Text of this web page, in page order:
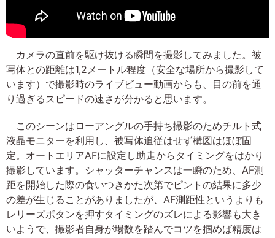
カメラの直前を駆け抜ける瞬間を撮影してみました。被
写体との距離は1,2メートル程度（安全な場所から撮影して
います）で撮影時のライブビュー動画からも、目の前を通
り過ぎるスピードの速さが分かると思います。
このシーンはローアングルの手持ち撮影のためチルト式
液晶モニターを利用し、被写体追従はせず構図はほぼ固
定。オートエリアAFに設定し助走からタイミングをはかり
撮影しています。シャッターチャンスは一瞬のため、AF測
距を開始した際の食いつきかた次第でピントの結果に多少
の差が生じることがありましたが、AF測距性というよりも
レリーズボタンを押すタイミングのズレによる影響も大き
いようで、撮影者自身が場数を踏んでコツを掴めば精度は